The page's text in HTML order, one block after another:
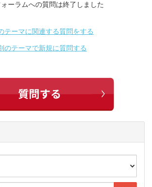
ーラムへの質問は終了しました
テーマに関連する質問をする
のテーマで新規に質問する